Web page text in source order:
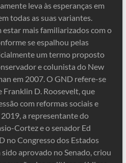
leva às esperanças em
todas as suas variantes.
mais familiarizados com o
se espalhou pelas
um termo proposto
e colunista do New
em 2007. O GND refere-se
D. Roosevelt, que
com reformas sociais e
a representante do
Cortez e o senador Ed
no Congresso dos Estados
aprovado no Senado, criou